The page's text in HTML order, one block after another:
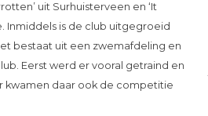
uit Surhuisterveen en ‘It
Inmiddels is de club uitgegroeid
bestaat uit een zwemafdeling en
Eerst werd er vooral getraind en
kwamen daar ook de competitie